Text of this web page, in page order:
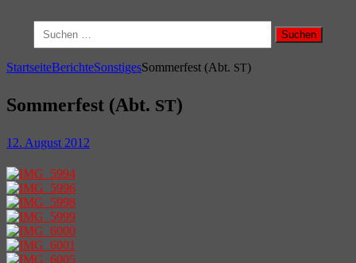
nach:
StartseiteBerichteSonstigesSommerfest (Abt. ST)
Sommerfest (Abt. ST)
12. August 2012